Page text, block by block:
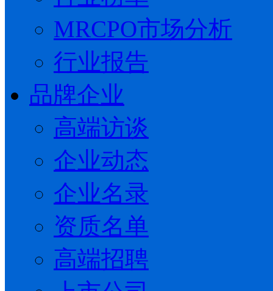
MRCPO市场分析
行业报告
品牌企业
高端访谈
企业动态
企业名录
资质名单
高端招聘